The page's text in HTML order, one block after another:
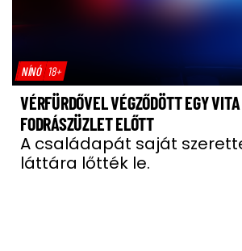
NÍNÓ 18+
VÉRFÜRDŐVEL VÉGZŐDÖTT EGY
FODRÁSZÜZLET ELŐTT
A családapát saját
láttára lőtték le.